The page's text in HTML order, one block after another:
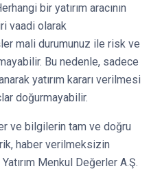
bir yatırım aracının
vaadi olarak
mali durumunuz ile risk ve
Bu nedenle, sadece
yatırım kararı verilmesi
doğurmayabilir.
ve bilgilerin tam ve doğru
haber verilmeksizin
Menkul Değerler A.Ş.